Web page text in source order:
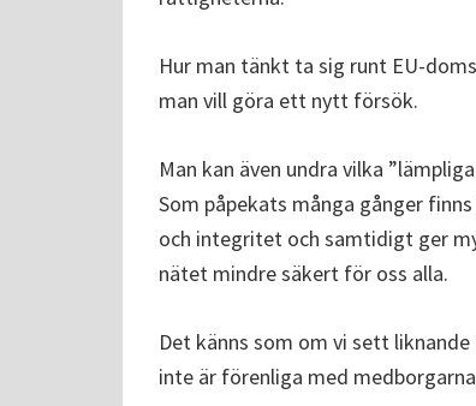
Hur man tänkt ta sig runt EU-
man vill göra ett nytt försök.
Man kan även undra vilka
Som påpekats många gånger
och integritet och samtidigt ger
nätet mindre säkert för oss alla.
Det känns som om vi sett
inte är förenliga med